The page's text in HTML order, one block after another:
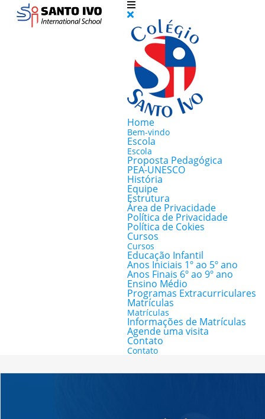
Home
Bem-vindo
Escola
Escola
Proposta Pedagógica
PEA-UNESCO
História
Equipe
Estrutura
Área de Privacidade
Política de Privacidade
Política de Cokies
Cursos
Cursos
Educação Infantil
Anos Iniciais 1º ao 5º ano
Anos Finais 6º ao 9º ano
Ensino Médio
Programas Extracurriculares
Matrículas
Matrículas
Informações de Matrículas
Agende uma visita
Contato
Contato